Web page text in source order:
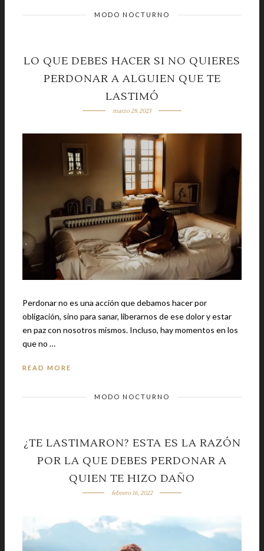
MODO NOCTURNO
LO QUE DEBES HACER SI NO QUIERES
PERDONAR A ALGUIEN QUE TE
LASTIMÓ
marzo 28, 2023
Perdonar no es una acción que debamos hacer por
obligación, sino para sanar, liberarnos de ese dolor y estar
en paz con nosotros mismos. Incluso, hay momentos en los
que no …
READ MORE
MODO NOCTURNO
¿TE LASTIMARON? ESTA ES LA RAZÓN
POR LA QUE DEBES PERDONAR A
QUIEN TE HIZO DAÑO
febrero 16, 2022